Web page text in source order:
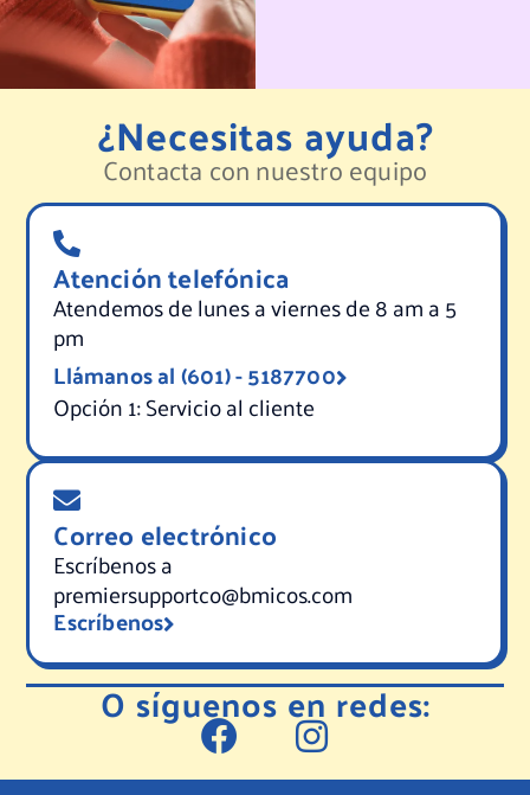
¿Necesitas ayuda?
Contacta con nuestro equipo
Atención telefónica
Atendemos de lunes a viernes de 8 am a 5
pm
Llámanos al (601) - 5187700
Opción 1: Servicio al cliente
Correo electrónico
Escríbenos a
premiersupportco@bmicos.com
Escríbenos
O síguenos en redes: